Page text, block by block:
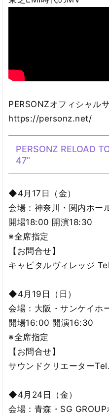
PERSONZオフィシャル
https://personz.net/
PERSONZ RELOAD
47”
◆4月17日（金）
会場：神奈川・関内ホー
開場18:00 開演18:30
※全席指定
【お問合せ】
キャピタルヴィレッジ
◆4月19日（日）
会場：大阪・サンケイホ
開場16:00 開演16:30
※全席指定
【お問合せ】
サウンドクリエーター
◆4月24日（金）
会場：青森・SG